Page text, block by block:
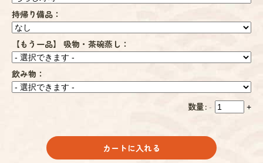
持帰り備品：
【もう一品】 吸物・茶碗蒸し：
飲み物：
数量: - +
カートに入れる